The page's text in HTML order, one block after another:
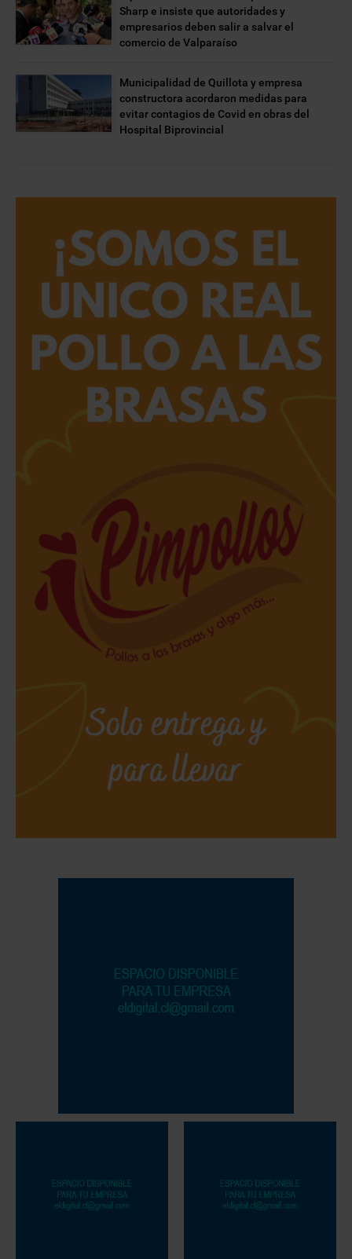
Sharp e insiste que autoridades y
empresarios deben salir a salvar el
comercio de Valparaíso
Municipalidad de Quillota y empresa
constructora acordaron medidas para
evitar contagios de Covid en obras del
Hospital Biprovincial